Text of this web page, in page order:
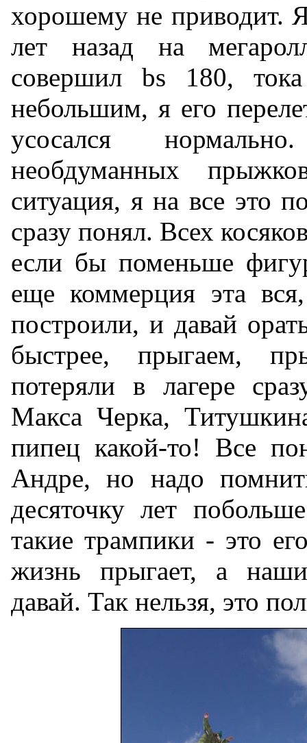
хорошему не приводит.
лет назад на
совершил bs 180,
небольшим, я его
усосался
необдуманных
ситуация, я на все это
сразу понял. Всех
если бы поменьше
еще коммерция эта
построили, и давай
быстрее, прыгаем,
потеряли в лагере
Макса Черка,
пипец какой-то! Все
Андре, но надо
десяточку лет
такие трампики - это
жизнь прыгает, а
давай. Так нельзя, это